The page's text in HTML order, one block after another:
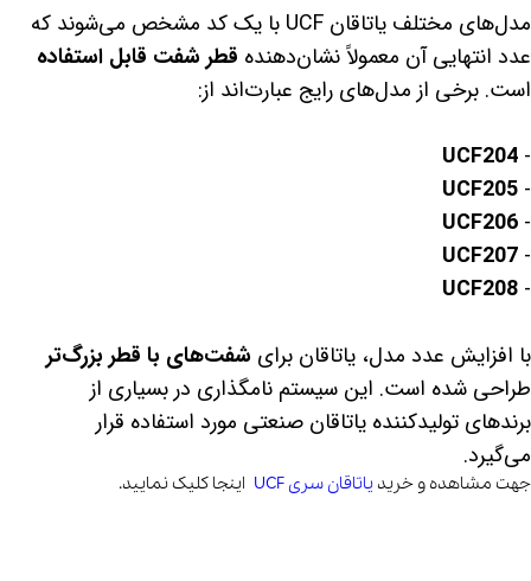
مدل‌های مختلف یاتاقان UCF با یک کد مشخص می‌شوند که
عدد انتهایی آن معمولاً نشان‌دهنده قطر شفت قابل استفاده
است. برخی از مدل‌های رایج عبارت‌اند از:
-
UCF204
-
UCF205
-
UCF206
-
UCF207
-
UCF208
با افزایش عدد مدل، یاتاقان برای شفت‌های با قطر بزرگ‌تر
طراحی شده است. این سیستم نامگذاری در بسیاری از
برندهای تولیدکننده یاتاقان صنعتی مورد استفاده قرار
می‌گیرد.
جهت مشاهده و خریدیاتاقان سری UCF اینجا کلیک نمایید.